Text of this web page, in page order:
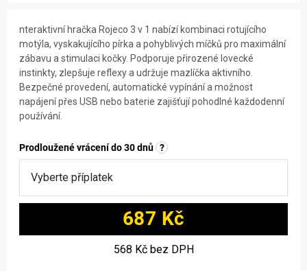
nteraktivní hračka Rojeco 3 v 1 nabízí kombinaci rotujícího
motýla, vyskakujícího pírka a pohyblivých míčků pro maximální
zábavu a stimulaci kočky. Podporuje přirozené lovecké
instinkty, zlepšuje reflexy a udržuje mazlíčka aktivního.
Bezpečné provedení, automatické vypínání a možnost
napájení přes USB nebo baterie zajišťují pohodlné každodenní
používání.
Prodloužené vrácení do 30 dnů ?
687 Kč
568 Kčbez DPH